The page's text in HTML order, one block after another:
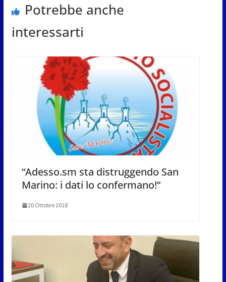
Potrebbe anche
interessarti
“Adesso.sm sta distruggendo San
Marino: i dati lo confermano!”
20 Ottobre 2018